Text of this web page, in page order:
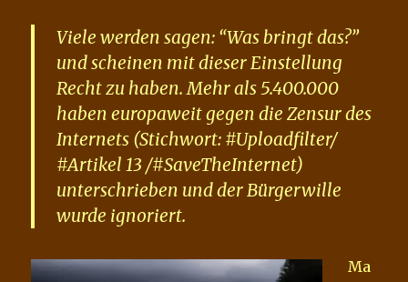
Viele werden sagen: “Was bringt das?”
und scheinen mit dieser Einstellung
Recht zu haben. Mehr als 5.400.000
haben europaweit gegen die Zensur des
Internets (Stichwort: #Uploadfilter/
#Artikel 13 /#SaveTheInternet)
unterschrieben und der Bürgerwille
wurde ignoriert.
Ma